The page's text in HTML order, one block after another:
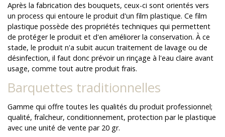
Après la fabrication des bouquets, ceux-ci sont orientés vers
un process qui entoure le produit d'un film plastique. Ce film
plastique possède des propriétés techniques qui permettent
de protéger le produit et d'en améliorer la conservation. À ce
stade, le produit n'a subit aucun traitement de lavage ou de
désinfection, il faut donc prévoir un rinçage à l'eau claire avant
usage, comme tout autre produit frais.
Barquettes traditionnelles
Gamme qui offre toutes les qualités du produit professionnel;
qualité, fraîcheur, conditionnement, protection par le plastique
avec une unité de vente par 20 gr.